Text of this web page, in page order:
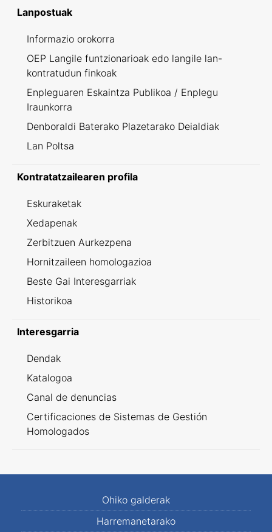
Lanpostuak
Informazio orokorra
OEP Langile funtzionarioak edo langile lan-
kontratudun finkoak
Enpleguaren Eskaintza Publikoa / Enplegu
Iraunkorra
Denboraldi Baterako Plazetarako Deialdiak
Lan Poltsa
Kontratatzailearen profila
Eskuraketak
Xedapenak
Zerbitzuen Aurkezpena
Hornitzaileen homologazioa
Beste Gai Interesgarriak
Historikoa
Interesgarria
Dendak
Katalogoa
Canal de denuncias
Certificaciones de Sistemas de Gestión
Homologados
Ohiko galderak
Harremanetarako